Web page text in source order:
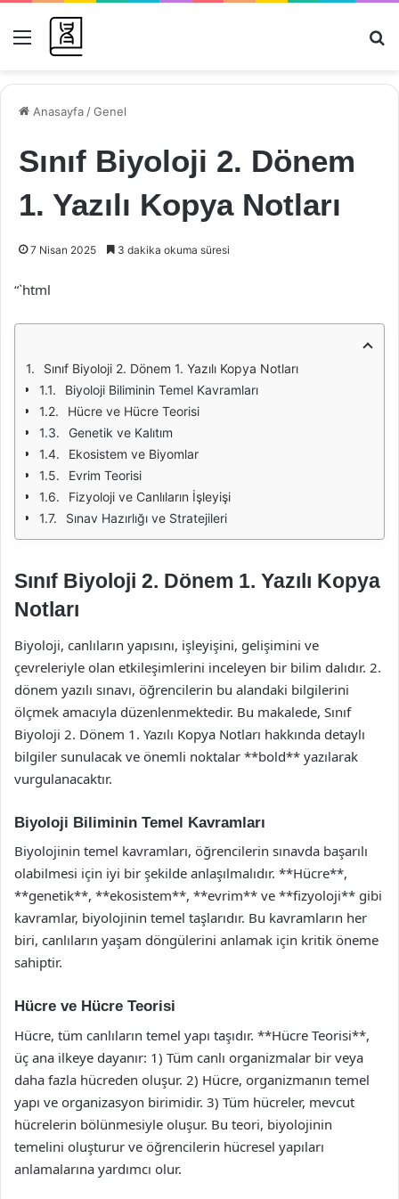
Menü
Anasayfa /Genel
Sınıf Biyoloji 2. Dönem
1. Yazılı Kopya Notları
7 Nisan 2025 3 dakika okuma süresi
“`html
Sınıf Biyoloji 2. Dönem 1. Yazılı Kopya Notları
Biyoloji Biliminin Temel Kavramları
Hücre ve Hücre Teorisi
Genetik ve Kalıtım
Ekosistem ve Biyomlar
Evrim Teorisi
Fizyoloji ve Canlıların İşleyişi
Sınav Hazırlığı ve Stratejileri
Sınıf Biyoloji 2. Dönem 1. Yazılı Kopya
Notları
Biyoloji, canlıların yapısını, işleyişini, gelişimini ve
çevreleriyle olan etkileşimlerini inceleyen bir bilim dalıdır. 2.
dönem yazılı sınavı, öğrencilerin bu alandaki bilgilerini
ölçmek amacıyla düzenlenmektedir. Bu makalede, Sınıf
Biyoloji 2. Dönem 1. Yazılı Kopya Notları hakkında detaylı
bilgiler sunulacak ve önemli noktalar **bold** yazılarak
vurgulanacaktır.
Biyoloji Biliminin Temel Kavramları
Biyolojinin temel kavramları, öğrencilerin sınavda başarılı
olabilmesi için iyi bir şekilde anlaşılmalıdır. **Hücre**,
**genetik**, **ekosistem**, **evrim** ve **fizyoloji** gibi
kavramlar, biyolojinin temel taşlarıdır. Bu kavramların her
biri, canlıların yaşam döngülerini anlamak için kritik öneme
sahiptir.
Hücre ve Hücre Teorisi
Hücre, tüm canlıların temel yapı taşıdır. **Hücre Teorisi**,
üç ana ilkeye dayanır: 1) Tüm canlı organizmalar bir veya
daha fazla hücreden oluşur. 2) Hücre, organizmanın temel
yapı ve organizasyon birimidir. 3) Tüm hücreler, mevcut
hücrelerin bölünmesiyle oluşur. Bu teori, biyolojinin
temelini oluşturur ve öğrencilerin hücresel yapıları
anlamalarına yardımcı olur.